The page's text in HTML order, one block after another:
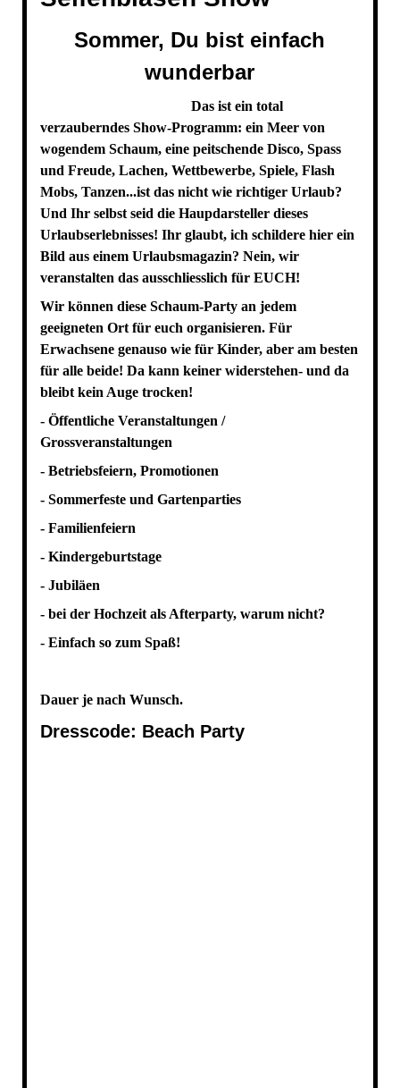
Sommer, Du bist einfach
wunderbar
Das ist ein total
verzauberndes Show-Programm: ein Meer von
wogendem Schaum, eine peitschende Disco, Spass
und Freude, Lachen, Wettbewerbe, Spiele, Flash
Mobs, Tanzen...ist das nicht wie richtiger Urlaub?
Und Ihr selbst seid die Haupdarsteller dieses
Urlaubserlebnisses! Ihr glaubt, ich schildere hier ein
Bild aus einem Urlaubsmagazin? Nein, wir
veranstalten das ausschliesslich für EUCH!
Wir können diese Schaum-Party an jedem
geeigneten Ort für euch organisieren. Für
Erwachsene genauso wie für Kinder, aber am besten
für alle beide! Da kann keiner widerstehen- und da
bleibt kein Auge trocken!
- Öffentliche Veranstaltungen /
Grossveranstaltungen
- Betriebsfeiern, Promotionen
- Sommerfeste und Gartenparties
- Familienfeiern
- Kindergeburtstage
- Jubiläen
- bei der Hochzeit als Afterparty, warum nicht?
- Einfach so zum Spaß!
Dauer je nach Wunsch.
Dresscode: Beach Party